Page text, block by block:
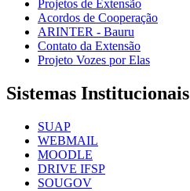
Projetos de Extensão
Acordos de Cooperação
ARINTER - Bauru
Contato da Extensão
Projeto Vozes por Elas
Sistemas Institucionais
SUAP
WEBMAIL
MOODLE
DRIVE IFSP
SOUGOV